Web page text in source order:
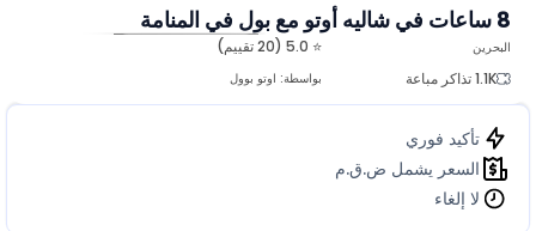
8 ساعات في شاليه أوتو مع بول في المنامة
⭐ 5.0 (20 تقييم)
1.1K تذاكر مباعة
بواسطة: اوتو بوول
البحرين المزيد من الصور
تأكيد فوري
السعر يشمل ض.ق.م
لا إلغاء